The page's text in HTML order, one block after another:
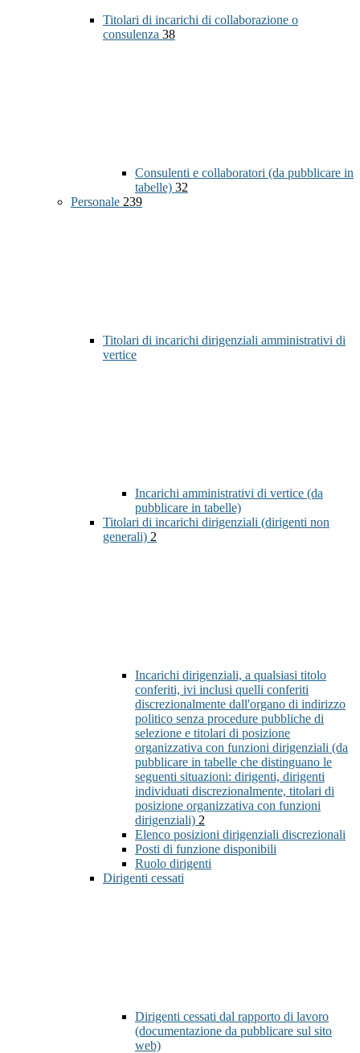
Titolari di incarichi di collaborazione o
consulenza 38
Consulenti e collaboratori (da pubblicare in
tabelle) 32
Personale 239
Titolari di incarichi dirigenziali amministrativi di
vertice
Incarichi amministrativi di vertice (da
pubblicare in tabelle)
Titolari di incarichi dirigenziali (dirigenti non
generali) 2
Incarichi dirigenziali, a qualsiasi titolo
conferiti, ivi inclusi quelli conferiti
discrezionalmente dall'organo di indirizzo
politico senza procedure pubbliche di
selezione e titolari di posizione
organizzativa con funzioni dirigenziali (da
pubblicare in tabelle che distinguano le
seguenti situazioni: dirigenti, dirigenti
individuati discrezionalmente, titolari di
posizione organizzativa con funzioni
dirigenziali) 2
Elenco posizioni dirigenziali discrezionali
Posti di funzione disponibili
Ruolo dirigenti
Dirigenti cessati
Dirigenti cessati dal rapporto di lavoro
(documentazione da pubblicare sul sito
web)